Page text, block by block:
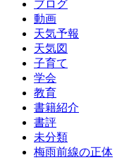
ブログ
動画
天気予報
天気図
子育て
学会
教育
書籍紹介
書評
未分類
梅雨前線の正体